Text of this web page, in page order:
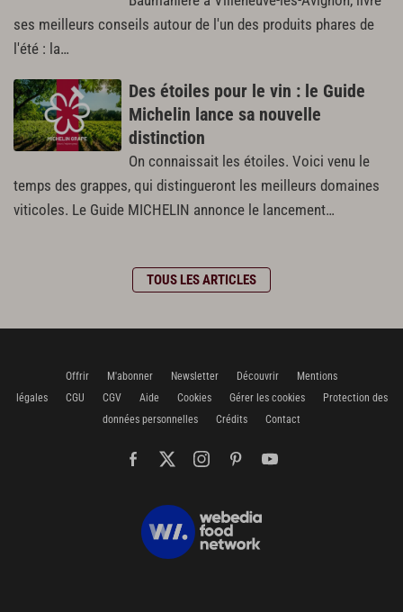
ses meilleurs conseils autour de l'un des produits phares de
l'été : la…
Des étoiles pour le vin : le Guide
Michelin lance sa nouvelle
distinction
On connaissait les étoiles. Voici venu le
temps des grappes, qui distingueront les meilleurs domaines
viticoles. Le Guide MICHELIN annonce le lancement…
TOUS LES ARTICLES
Offrir M'abonner Newsletter Découvrir
Mentions
légales
CGU CGV Aide Cookies Gérer les cookies
Protection des
données personnelles
Crédits Contact